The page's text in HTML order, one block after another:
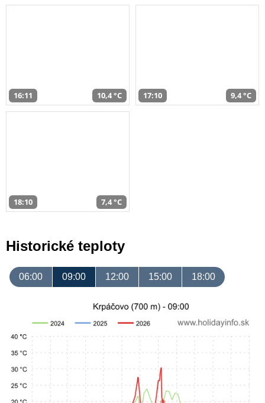
16:11 10,4 °C 17:10 9,4 °C
18:10 7,4 °C
Historické teploty
06:00 09:00 12:00 15:00 18:00